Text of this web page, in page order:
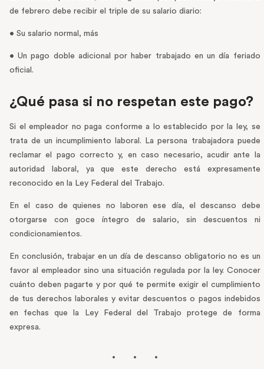
de febrero debe recibir el triple de su salario diario:
• Su salario normal, más
• Un pago doble adicional por haber trabajado en un día feriado
oficial.
¿Qué pasa si no respetan este pago?
Si el empleador no paga conforme a lo establecido por la ley, se
trata de un incumplimiento laboral. La persona trabajadora puede
reclamar el pago correcto y, en caso necesario, acudir ante la
autoridad laboral, ya que este derecho está expresamente
reconocido en la Ley Federal del Trabajo.
En el caso de quienes no laboren ese día, el descanso debe
otorgarse con goce íntegro de salario, sin descuentos ni
condicionamientos.
En conclusión, trabajar en un día de descanso obligatorio no es un
favor al empleador sino una situación regulada por la ley. Conocer
cuánto deben pagarte y por qué te permite exigir el cumplimiento
de tus derechos laborales y evitar descuentos o pagos indebidos
en fechas que la Ley Federal del Trabajo protege de forma
expresa.